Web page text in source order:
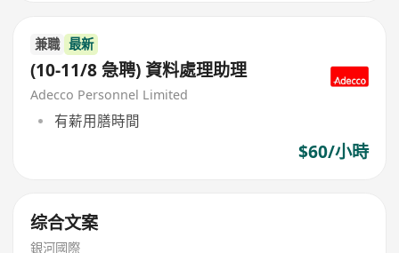
兼職 最新
(10-11/8 急聘) 資料處理助理
Adecco Personnel Limited
有薪用膳時間
$60/小時
综合文案
銀河國際